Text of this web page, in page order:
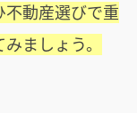
動産選びで重
ましょう。